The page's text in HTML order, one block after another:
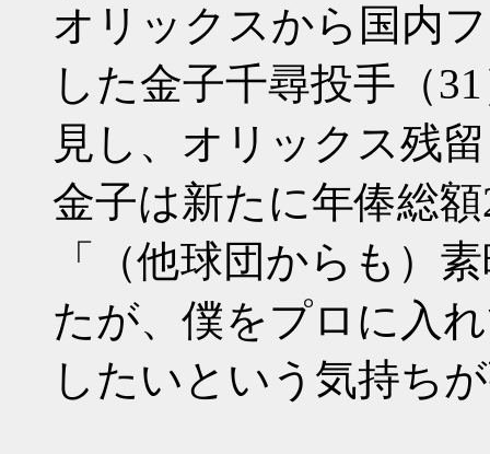
オリックスから国内
した金子千尋投手（
見し、オリックス残
金子は新たに年俸総
「（他球団からも）
たが、僕をプロに入
したいという気持ち